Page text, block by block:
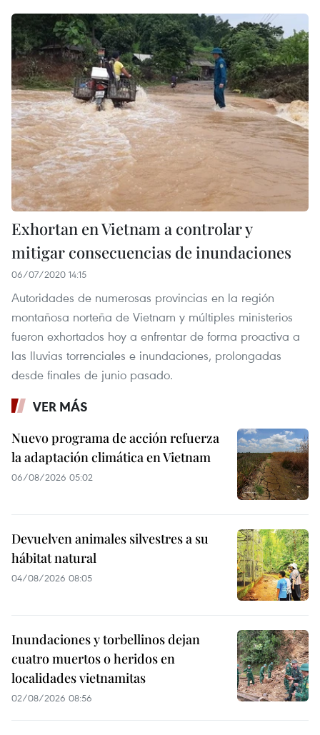
Exhortan en Vietnam a controlar y
mitigar consecuencias de inundaciones
06/07/2020 14:15
Autoridades de numerosas provincias en la región
montañosa norteña de Vietnam y múltiples ministerios
fueron exhortados hoy a enfrentar de forma proactiva a
las lluvias torrenciales e inundaciones, prolongadas
desde finales de junio pasado.
VER MÁS
Nuevo programa de acción refuerza
la adaptación climática en Vietnam
06/08/2026 05:02
Devuelven animales silvestres a su
hábitat natural
04/08/2026 08:05
Inundaciones y torbellinos dejan
cuatro muertos o heridos en
localidades vietnamitas
02/08/2026 08:56